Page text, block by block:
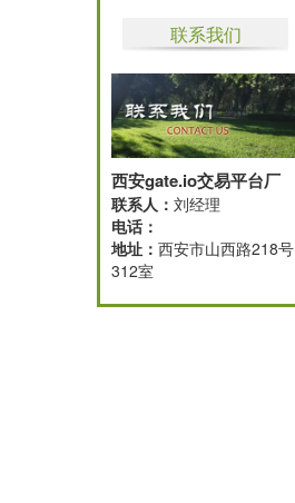
联系我们
西安gate.io交易平台厂
联系人： 刘经理
电话：
地址： 西安市山西路218号
312室